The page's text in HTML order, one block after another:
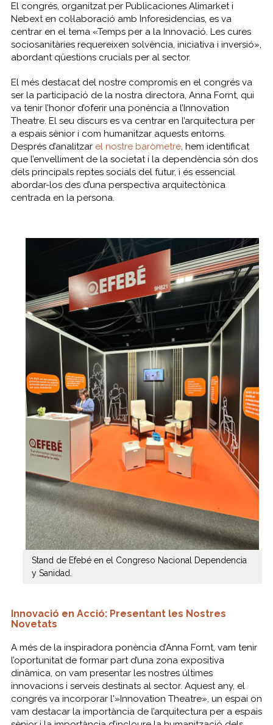
El congrés, organitzat per Publicaciones Alimarket i
Nebext en col·laboració amb Inforesidencias, es va
centrar en el tema «Temps per a la Innovació. Les cures
sociosanitàries requereixen solvència, iniciativa i inversió»,
abordant qüestions crucials per al sector.
El més destacat del nostre compromís en el congrés va
ser la participació de la nostra directora, Anna Fornt, qui
va tenir l’honor d’oferir una ponència a l’Innovation
Theatre. El seu discurs es va centrar en l’arquitectura per
a espais sènior i com humanitzar aquests entorns.
Després d’analitzar el nostre baròmetre, hem identificat
que l’envelliment de la societat i la dependència són dos
dels principals reptes socials del futur, i és essencial
abordar-los des d’una perspectiva arquitectònica
centrada en la persona.
Stand de Efebé en el Congreso Nacional Dependencia
y Sanidad.
Innovació en Acció: Presentant les Nostres
Novetats
A més de la inspiradora ponència d’Anna Fornt, vam tenir
l’oportunitat de formar part d’una zona expositiva
dinàmica, on vam presentar les nostres últimes
innovacions i serveis destinats al sector. Aquest any, el
congrés va incorporar l'»Innovation Theatre», un espai on
vam destacar la importància de l’arquitectura per a espais